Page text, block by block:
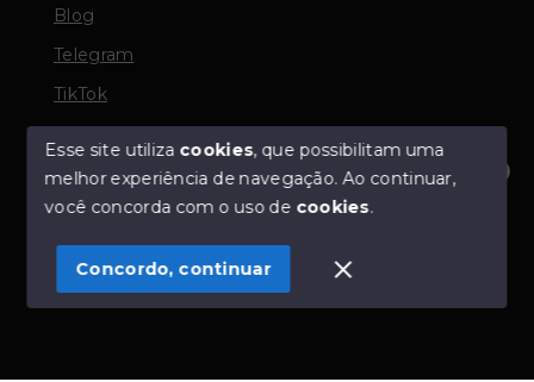
Olá! Estamos disponíveis para te ajudar.
Blog
Telegram
TikTok
© Copyright 2026 - TORQUATO ∴ Corretor de Imóveis
- CRECI 42643f | 136.004f Perito Avaliador CNAI 37357
SITE PARA IMOBILIARIA
Esse site utiliza cookies, que possibilitam uma
melhor experiência de navegação.Ao continuar,
você concorda com o uso de cookies.
Concordo, continuar